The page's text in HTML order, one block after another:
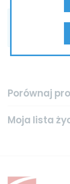
Nie możemy
Porównaj
Moja lista